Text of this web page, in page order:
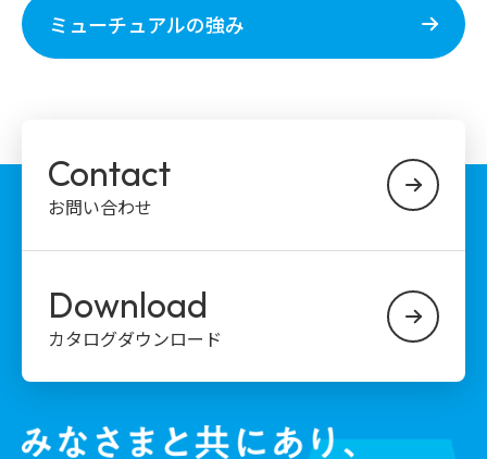
ミューチュアルの強み
Contact
お問い合わせ
Download
カタログダウンロード